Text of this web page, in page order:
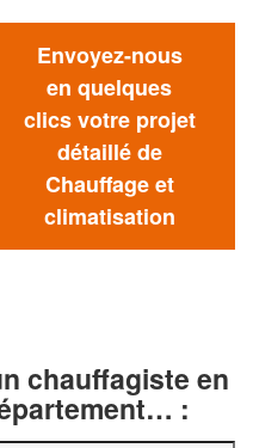
Envoyez-nous
en quelques
clics votre projet
détaillé de
Chauffage et
climatisation
chauffagiste en
: